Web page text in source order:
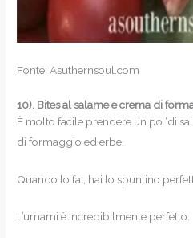
Fonte: Asuthernsoul.com
10). Bites al salame e crema di
È molto facile prendere un po ‘di
di formaggio ed erbe.
Quando lo fai, hai lo spuntino
L’umami è incredibilmente perfetto.